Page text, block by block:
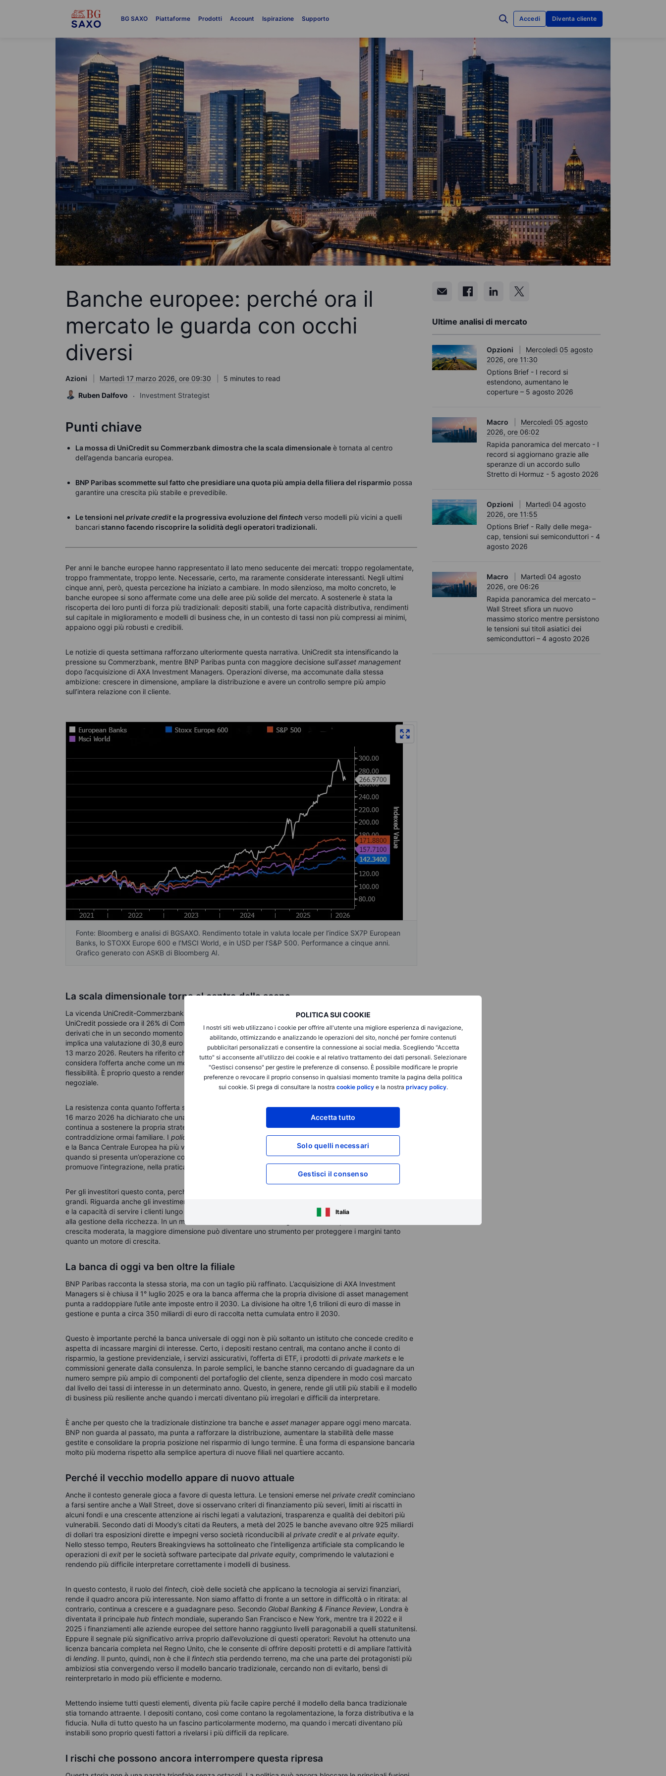
BG SAXO Piattaforme Prodotti Account Ispirazione Supporto Accedi Diventa cliente
POLITICA SUI COOKIE
I nostri siti web utilizzano i cookie per offrire all'utente una migliore esperienza di navigazione,
abilitando, ottimizzando e analizzando le operazioni del sito, nonché per fornire contenuti
pubblicitari personalizzati e consentire la connessione ai social media. Scegliendo "Accetta
tutto" si acconsente all'utilizzo dei cookie e al relativo trattamento dei dati personali. Selezionare
"Gestisci consenso" per gestire le preferenze di consenso. È possibile modificare le proprie
preferenze o revocare il proprio consenso in qualsiasi momento tramite la pagina della politica
sui cookie. Si prega di consultare la nostra cookie policye la nostra privacy policy.
Accetta tutto
Solo quelli necessari
Gestisci il consenso
Italia
Banche europee: perché ora il
mercato le guarda con occhi
diversi
Azioni Martedì 17 marzo 2026, ore 09:30
5 minutes to read
Ruben Dalfovo
Investment Strategist
Punti chiave
La mossa di UniCredit su Commerzbank dimostra che la scala dimensionale è tornata al centro
dell’agenda bancaria europea.
BNP Paribas scommette sul fatto che presidiare una quota più ampia della filiera del risparmio possa
garantire una crescita più stabile e prevedibile.
Le tensioni nel private credite la progressiva evoluzione del fintech verso modelli più vicini a quelli
bancaristanno facendo riscoprire la solidità degli operatori tradizionali.
Per anni le banche europee hanno rappresentato il lato meno seducente dei mercati: troppo regolamentate,
troppo frammentate, troppo lente. Necessarie, certo, ma raramente considerate interessanti. Negli ultimi
cinque anni, però, questa percezione ha iniziato a cambiare. In modo silenzioso, ma molto concreto, le
banche europee si sono affermate come una delle aree più solide del mercato. A sostenerle è stata la
riscoperta dei loro punti di forza più tradizionali: depositi stabili, una forte capacità distributiva, rendimenti
sul capitale in miglioramento e modelli di business che, in un contesto di tassi non più compressi ai minimi,
appaiono oggi più robusti e credibili.
Le notizie di questa settimana rafforzano ulteriormente questa narrativa. UniCredit sta intensificando la
pressione su Commerzbank, mentre BNP Paribas punta con maggiore decisione sull’asset management
dopo l’acquisizione di AXA Investment Managers. Operazioni diverse, ma accomunate dalla stessa
ambizione: crescere in dimensione, ampliare la distribuzione e avere un controllo sempre più ampio
sull’intera relazione con il cliente.
Fonte: Bloomberg e analisi di BGSAXO. Rendimento totale in valuta locale per l’indice SX7P European
Banks, lo STOXX Europe 600 e l’MSCI World, e in USD per l’S&P 500. Performance a cinque anni.
Grafico generato con ASKB di Bloomberg AI.
La scala dimensionale torna al centro della scena
La vicenda UniCredit-Commerzbank rappresenta la versione più diretta e senza fronzoli di questo tema.
UniCredit possiede ora il 26% di Commerzbank e detiene un ulteriore 4% tramite
derivati che in un secondo momento possono trasformarsi in azioni. La sua più recente offerta di scambio
implica una valutazione di 30,8 euro per azione Commerzbank, appena il 4% sopra il prezzo di chiusura del
13 marzo 2026. Reuters ha riferito che UniCredit non si aspetta un’adesione particolarmente elevata e
considera l’offerta anche come un modo per forzare l’apertura di un dialogo e guadagnare maggiore
flessibilità. È proprio questo a rendere la mossa così interessante. Non si tratta di romanticismo, ma di leva
negoziale.
La resistenza conta quanto l’offerta stessa. Il governo tedesco possiede ancora il 12,7% di Commerzbank e il
16 marzo 2026 ha dichiarato che una scalata ostile sarebbe inaccettabile. Commerzbank, dal canto suo,
continua a sostenere la propria strategia indipendente. L’Europa si ritrova quindi davanti a una
contraddizione ormai familiare. I policymaker
ripetono spesso di voler costruire banche continentali più forti,
e la Banca Centrale Europea ha più volte incoraggiato un maggiore consolidamento transfrontaliero, ma
quando si presenta un’operazione concreta è ancora la politica nazionale a tirare il freno. In teoria l’Europa
promuove l’integrazione, nella pratica, però, resta spesso ancorata alla logica dei confini nazionali.
Per gli investitori questo conta, perché la dimensione nel settore bancario non riguarda solo bilanci più
grandi. Riguarda anche gli investimenti in tecnologia, i costi di
e la capacità di servire i clienti lungo tutta la catena del valore, dal credito ai pagamenti, dal
alla gestione della ricchezza. In un mercato caratterizzato da una regolamentazione pesante e da una
crescita moderata, la maggiore dimensione può diventare uno strumento per proteggere i margini tanto
quanto un motore di crescita.
La banca di oggi va ben oltre la filiale
BNP Paribas racconta la stessa storia, ma con un taglio più raffinato. L’acquisizione di AXA Investment
Managers si è chiusa il 1° luglio 2025 e ora la banca afferma che la propria divisione di asset management
punta a raddoppiare l’utile ante imposte entro il 2030. La divisione ha oltre 1,6 trilioni di euro di masse in
gestione e punta a circa 350 miliardi di euro di raccolta netta cumulata entro il 2030.
Questo è importante perché la banca universale di oggi non è più soltanto un istituto che concede credito e
aspetta di incassare margini di interesse. Certo, i depositi restano centrali, ma contano anche il conto di
risparmio, la gestione previdenziale, i servizi assicurativi, l’offerta di ETF, i prodotti di private markets e le
commissioni generate dalla consulenza. In parole semplici, le banche stanno cercando di guadagnare da un
numero sempre più ampio di componenti del portafoglio del cliente, senza dipendere in modo così marcato
dal livello dei tassi di interesse in un determinato anno. Questo, in genere, rende gli utili più stabili e il modello
di business più resiliente anche quando i mercati diventano più irregolari e difficili da interpretare.
È anche per questo che la tradizionale distinzione tra banche e asset managerappare oggi meno marcata.
BNP non guarda al passato, ma punta a rafforzare la distribuzione, aumentare la stabilità delle masse
gestite e consolidare la propria posizione nel risparmio di lungo termine. È una forma di espansione bancaria
molto più moderna rispetto alla semplice apertura di nuove filiali nel quartiere accanto.
Perché il vecchio modello appare di nuovo attuale
Anche il contesto generale gioca a favore di questa lettura. Le tensioni emerse nel private credit cominciano
a farsi sentire anche a Wall Street, dove si osservano criteri di finanziamento più severi, limiti ai riscatti in
alcuni fondi e una crescente attenzione ai rischi legati a valutazioni, trasparenza e qualità dei debitori più
vulnerabili. Secondo dati di Moody’s citati da Reuters, a metà del 2025 le banche avevano oltre 925 miliardi
di dollari tra esposizioni dirette e impegni verso società riconducibili al private credit e al private equity.
Nello stesso tempo, Reuters Breakingviews ha sottolineato che l’intelligenza artificiale sta complicando le
operazioni di exit per le società software partecipate dal private equity, comprimendo le valutazioni e
rendendo più difficile interpretare correttamente i modelli di business.
In questo contesto, il ruolo del fintech, cioè delle società che applicano la tecnologia ai servizi finanziari,
rende il quadro ancora più interessante. Non siamo affatto di fronte a un settore in difficoltà o in ritirata: al
contrario, continua a crescere e a guadagnare peso. Secondo Global Banking & Finance Review, Londra è
diventata il principale hub fintech mondiale, superando San Francisco e New York, mentre tra il 2022 e il
2025 i finanziamenti alle aziende europee del settore hanno raggiunto livelli paragonabili a quelli statunitensi.
Eppure il segnale più significativo arriva proprio dall’evoluzione di questi operatori: Revolut ha ottenuto una
licenza bancaria completa nel Regno Unito, che le consente di offrire depositi protetti e di ampliare l’attività
di lending. Il punto, quindi, non è che il fintech stia perdendo terreno, ma che una parte dei protagonisti più
ambiziosi stia convergendo verso il modello bancario tradizionale, cercando non di evitarlo, bensì di
reinterpretarlo in modo più efficiente e moderno.
Mettendo insieme tutti questi elementi, diventa più facile capire perché il modello della banca tradizionale
stia tornando attraente. I depositi contano, così come contano la regolamentazione, la forza distributiva e la
fiducia. Nulla di tutto questo ha un fascino particolarmente moderno, ma quando i mercati diventano più
instabili sono proprio questi fattori a rivelarsi i più difficili da replicare.
I rischi che possono ancora interrompere questa ripresa
Ultime analisi di mercato
Opzioni
Mercoledì 05 agosto
2026, ore 11:30
Options Brief - I record si
estendono, aumentano le
coperture – 5 agosto 2026
Macro
Mercoledì 05 agosto
2026, ore 06:02
Rapida panoramica del mercato - I
record si aggiornano grazie alle
speranze di un accordo sullo
Stretto di Hormuz - 5 agosto 2026
Opzioni
Martedì 04 agosto
2026, ore 11:55
Options Brief - Rally delle mega-
cap, tensioni sui semiconduttori - 4
agosto 2026
Macro
Martedì 04 agosto
2026, ore 06:26
Rapida panoramica del mercato –
Wall Street sfiora un nuovo
massimo storico mentre persistono
le tensioni sui titoli asiatici dei
semiconduttori – 4 agosto 2026